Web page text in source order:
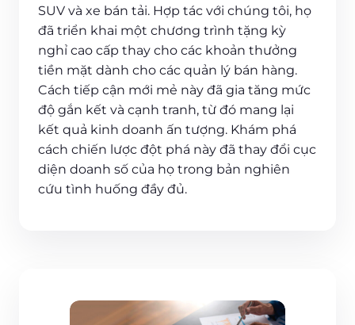
SUV và xe bán tải. Hợp tác với chúng tôi, họ
đã triển khai một chương trình tặng kỳ
nghỉ cao cấp thay cho các khoản thưởng
tiền mặt dành cho các quản lý bán hàng.
Cách tiếp cận mới mẻ này đã gia tăng mức
độ gắn kết và cạnh tranh, từ đó mang lại
kết quả kinh doanh ấn tượng. Khám phá
cách chiến lược đột phá này đã thay đổi cục
diện doanh số của họ trong bản nghiên
cứu tình huống đầy đủ.